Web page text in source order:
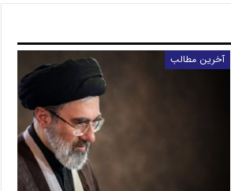
آخرین مطالب